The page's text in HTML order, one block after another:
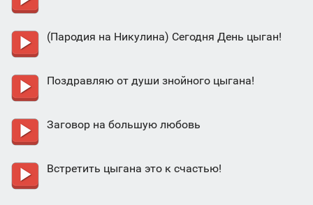
(Пародия на Никулина) Сегодня День цыган!
Поздравляю от души знойного цыгана!
Заговор на большую любовь
Встретить цыгана это к счастью!